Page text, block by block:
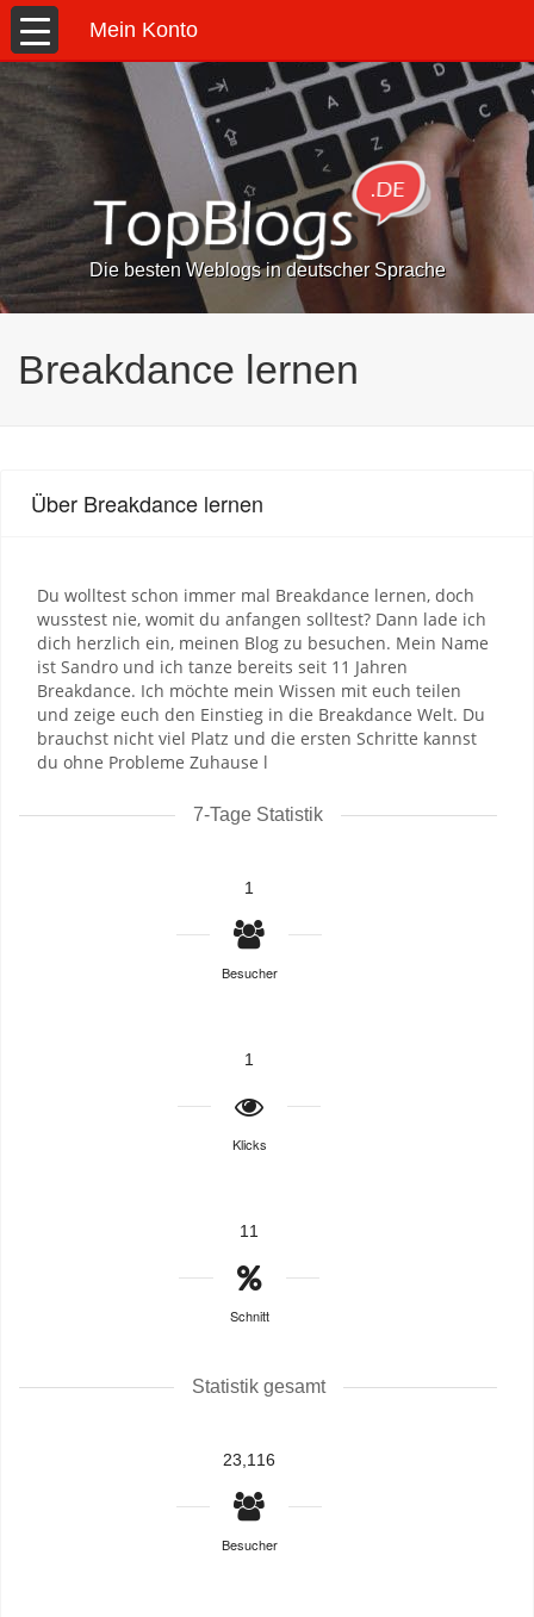
Mein Konto
Die besten Weblogs in deutscher Sprache
Breakdance lernen
Über Breakdance lernen
Du wolltest schon immer mal Breakdance lernen, doch
wusstest nie, womit du anfangen solltest? Dann lade ich
dich herzlich ein, meinen Blog zu besuchen. Mein Name
ist Sandro und ich tanze bereits seit 11 Jahren
Breakdance. Ich möchte mein Wissen mit euch teilen
und zeige euch den Einstieg in die Breakdance Welt. Du
brauchst nicht viel Platz und die ersten Schritte kannst
du ohne Probleme Zuhause l
7-Tage Statistik
1
Besucher
1
Klicks
11
Schnitt
Statistik gesamt
23,116
Besucher